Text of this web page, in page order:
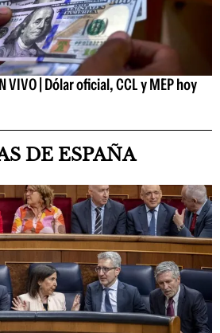
| Dólar oficial, CCL y MEP hoy
DE ESPAÑA